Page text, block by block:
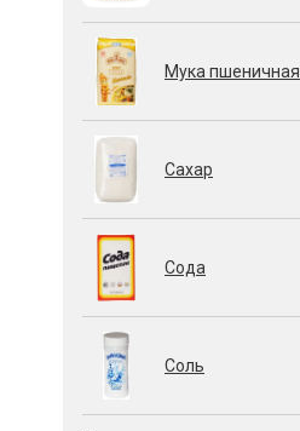
Мука пшеничная
Сахар
Сода
Соль